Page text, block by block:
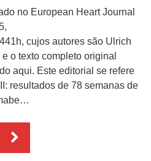
no European Heart Journal
cujos autores são Ulrich
o texto completo original
aqui. Este editorial se refere
resultados de 78 semanas de